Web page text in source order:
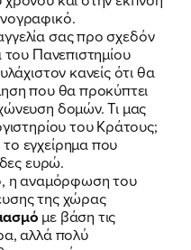
σας προ σχεδόν
του Πανεπιστημίου
κανείς ότι θα
που θα προκύπτει
δομών. Τι μας
του Κράτους;
εγχείρημα που
ευρώ.
η αναμόρφωση του
της χώρας
με βάση τις
αλλά πολύ